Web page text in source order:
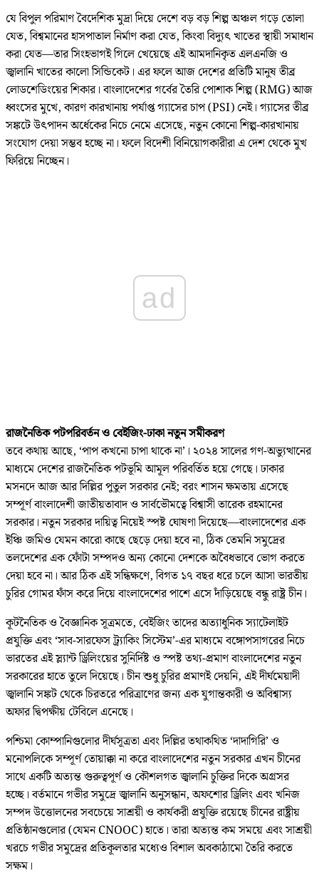
যে বিপুল পরিমাণ বৈদেশিক মুদ্রা দিয়ে দেশে বড় বড় শিল্প অঞ্চল গড়ে তোলা
যেত, বিশ্বমানের হাসপাতাল নির্মাণ করা যেত, কিংবা বিদ্যুৎ খাতের স্থায়ী সমাধান
করা যেত—তার সিংহভাগই গিলে খেয়েছে এই আমদানিকৃত এলএনজি ও
জ্বালানি খাতের কালো সিন্ডিকেট। এর ফলে আজ দেশের প্রতিটি মানুষ তীব্র
লোডশেডিংয়ের শিকার। বাংলাদেশের গর্বের তৈরি পোশাক শিল্প (RMG) আজ
ধ্বংসের মুখে, কারণ কারখানায় পর্যাপ্ত গ্যাসের চাপ (PSI) নেই। গ্যাসের তীব্র
সঙ্কটে উৎপাদন অর্ধেকের নিচে নেমে এসেছে, নতুন কোনো শিল্প-কারখানায়
সংযোগ দেয়া সম্ভব হচ্ছে না। ফলে বিদেশী বিনিয়োগকারীরা এ দেশ থেকে মুখ
ফিরিয়ে নিচ্ছেন।
ad
রাজনৈতিক পটপরিবর্তন ও বেইজিং-ঢাকা নতুন সমীকরণ
তবে কথায় আছে, ‘পাপ কখনো চাপা থাকে না’। ২০২৪ সালের গণ-অভ্যুত্থানের
মাধ্যমে দেশের রাজনৈতিক পটভূমি আমূল পরিবর্তিত হয়ে গেছে। ঢাকার
মসনদে আজ আর দিল্লির পুতুল সরকার নেই; বরং শাসন ক্ষমতায় এসেছে
সম্পূর্ণ বাংলাদেশী জাতীয়তাবাদ ও সার্বভৌমত্বে বিশ্বাসী তারেক রহমানের
সরকার। নতুন সরকার দায়িত্ব নিয়েই স্পষ্ট ঘোষণা দিয়েছে—বাংলাদেশের এক
ইঞ্চি জমিও যেমন কারো কাছে ছেড়ে দেয়া হবে না, ঠিক তেমনি সমুদ্রের
তলদেশের এক ফোঁটা সম্পদও অন্য কোনো দেশকে অবৈধভাবে ভোগ করতে
দেয়া হবে না। আর ঠিক এই সন্ধিক্ষণে, বিগত ১৭ বছর ধরে চলে আসা ভারতীয়
চুরির গোমর ফাঁস করে দিয়ে বাংলাদেশের পাশে এসে দাঁড়িয়েছে বন্ধু রাষ্ট্র চীন।
কূটনৈতিক ও বৈজ্ঞানিক সূত্রমতে, বেইজিং তাদের অত্যাধুনিক স্যাটেলাইট
প্রযুক্তি এবং ‘সাব-সারফেস ট্র্যাকিং সিস্টেম’-এর মাধ্যমে বঙ্গোপসাগরের নিচে
ভারতের এই স্ল্যান্ট ড্রিলিংয়ের সুনির্দিষ্ট ও স্পষ্ট তথ্য-প্রমাণ বাংলাদেশের নতুন
সরকারের হাতে তুলে দিয়েছে। চীন শুধু চুরির প্রমাণই দেয়নি, এই দীর্ঘমেয়াদী
জ্বালানি সঙ্কট থেকে চিরতরে পরিত্রাণের জন্য এক যুগান্তকারী ও অবিশ্বাস্য
অফার দ্বিপক্ষীয় টেবিলে এনেছে।
পশ্চিমা কোম্পানিগুলোর দীর্ঘসূত্রতা এবং দিল্লির তথাকথিত ‘দাদাগিরি’ ও
মনোপলিকে সম্পূর্ণ তোয়াক্কা না করে বাংলাদেশের নতুন সরকার এখন চীনের
সাথে একটি অত্যন্ত গুরুত্বপূর্ণ ও কৌশলগত জ্বালানি চুক্তির দিকে অগ্রসর
হচ্ছে। বর্তমানে গভীর সমুদ্রে জ্বালানি অনুসন্ধান, অফশোর ড্রিলিং এবং খনিজ
সম্পদ উত্তোলনের সবচেয়ে সাশ্রয়ী ও কার্যকরী প্রযুক্তি রয়েছে চীনের রাষ্ট্রীয়
প্রতিষ্ঠানগুলোর (যেমন CNOOC) হাতে। তারা অত্যন্ত কম সময়ে এবং সাশ্রয়ী
খরচে গভীর সমুদ্রের প্রতিকূলতার মধ্যেও বিশাল অবকাঠামো তৈরি করতে
সক্ষম।